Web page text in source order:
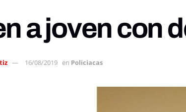
a joven con
16/08/2019 en Policiacas